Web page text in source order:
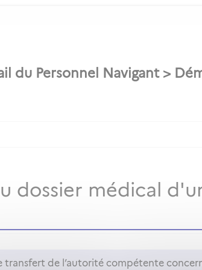
dossier médical
de l’autorité compétente